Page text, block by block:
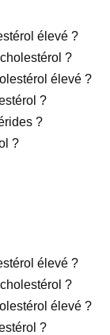
élevé ?
?
élevé ?
?
?
?
élevé ?
?
élevé ?
?